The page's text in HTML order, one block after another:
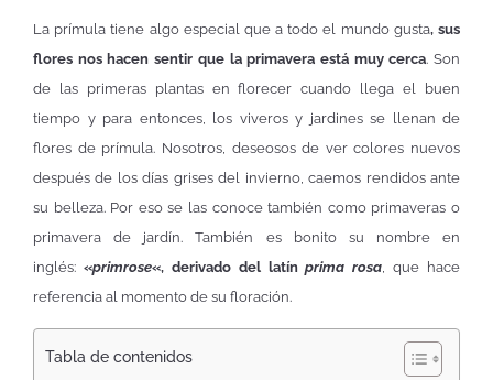
La prímula tiene algo especial que a todo el mundo gusta, sus
flores nos hacen sentir que la primavera está muy cerca. Son
de las primeras plantas en florecer cuando llega el buen
tiempo y para entonces, los viveros y jardines se llenan de
flores de prímula. Nosotros, deseosos de ver colores nuevos
después de los días grises del invierno, caemos rendidos ante
su belleza. Por eso se las conoce también como primaveras o
primavera de jardín. También es bonito su nombre en
inglés: «primrose«, derivado del latínprima rosa, que hace
referencia al momento de su floración.
Tabla de contenidos